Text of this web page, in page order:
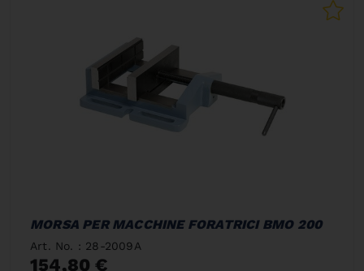
MORSA PER MACCHINE FORATRICI BMO 200
Art. No. : 28-2009A
154,80 €